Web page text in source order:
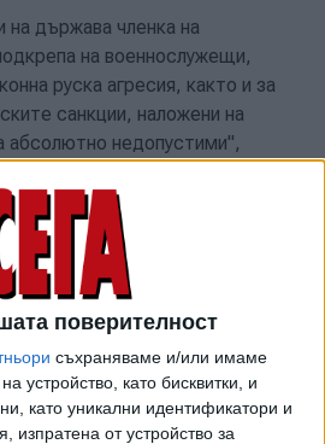
поверителност
съхраняваме и/или имаме
устройство, като бисквитки, и
като уникални идентификатори и
изпратена от устройство за
на държава членка на
на военнослужещи,
руска агресия, както и за
санкции, наложени на
абсолютно недопустими",
банкови преводи към
посолство сметки няма как да
те са обект на
Европейския съюз. "България
че категорично осъждаме руската
която представлява грубо
право", казват от